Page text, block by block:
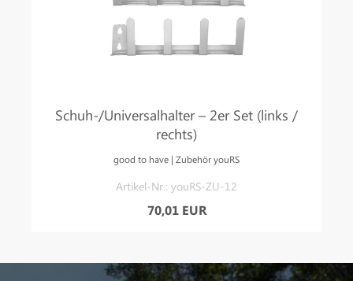
Schuh-/Universalhalter – 2er Set (links /
rechts)
good to have | Zubehör youRS
Artikel-Nr.: youRS-ZU-12
70,01 EUR